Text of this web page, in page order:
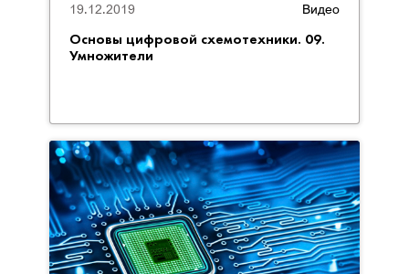
Видео
Основы цифровой схемотехники. 09.
Умножители
19.12.2019